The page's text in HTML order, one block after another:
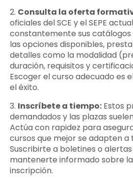
2. Consulta la oferta
oficiales del SCE y el SEPE
constantemente sus catálogos
las opciones disponibles,
detalles como la modalidad
duración, requisitos y
Escoger el curso adecuado es
el éxito.
3. Inscríbete a tiempo: Estos
demandados y las plazas
Actúa con rapidez para
cursos que mejor se adapten a
Suscribirte a boletines o
mantenerte informado sobre
inscripción.